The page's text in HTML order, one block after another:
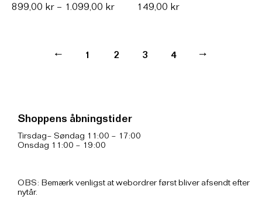
899,00 kr – 1.099,00 kr 149,00 kr
← 1 2 3 4 →
Shoppens åbningstider
Tirsdag– Søndag 11:00 – 17:00
Onsdag 11:00 – 19:00
OBS: Bemærk venligst at webordrer først bliver afsendt efter
nytår.